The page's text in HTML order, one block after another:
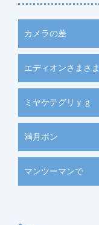
カメラの差
エディオンさまさま
ミヤケテグリｙｇ
満月ポン
マンツーマンで